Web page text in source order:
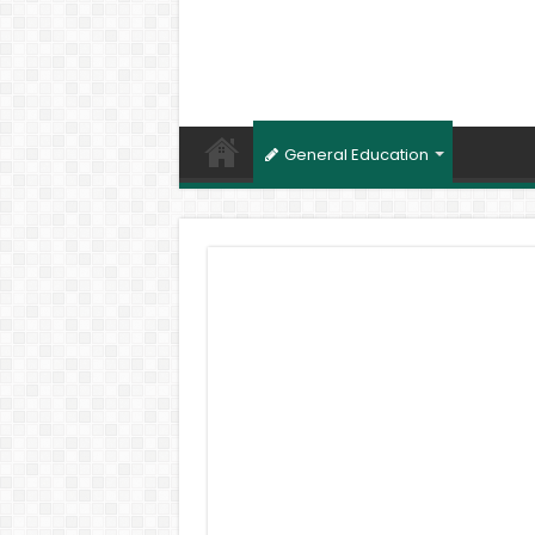
General Education